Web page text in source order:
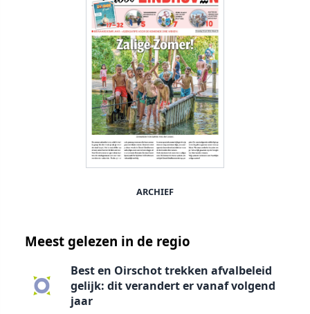
ARCHIEF
Meest gelezen in de regio
Best en Oirschot trekken afvalbeleid
gelijk: dit verandert er vanaf volgend
jaar